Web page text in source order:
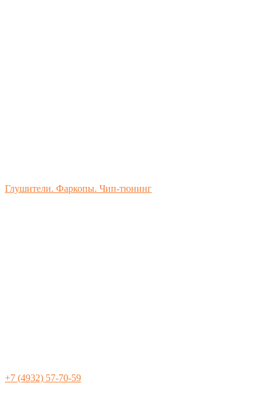
Глушители. Фаркопы. Чип-тюнинг
+7 (4932) 57-70-59